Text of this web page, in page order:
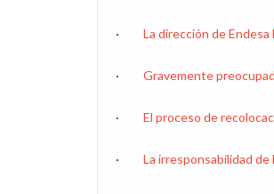
· La dirección de
· Gravemente
· El proceso de
· La irresponsabilidad